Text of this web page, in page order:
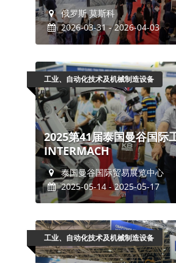
俄罗斯 莫斯科
2026-03-31 - 2026-04-03
工业、自动化技术及机械制造设备
2025第41届泰国曼谷国际
INTERMACH
泰国曼谷国际贸易展览中心
2025-05-14 - 2025-05-17
工业、自动化技术及机械制造设备